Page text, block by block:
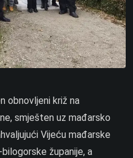
obnovljeni križ na
smješten uz mađarsko
Vijeću mađarske
županije, a